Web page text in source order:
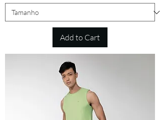
Add to Cart